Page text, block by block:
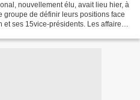
nouvellement élu, avait lieu hier, à
groupe de définir leurs positions face
ses 15vice-présidents. Les affaires